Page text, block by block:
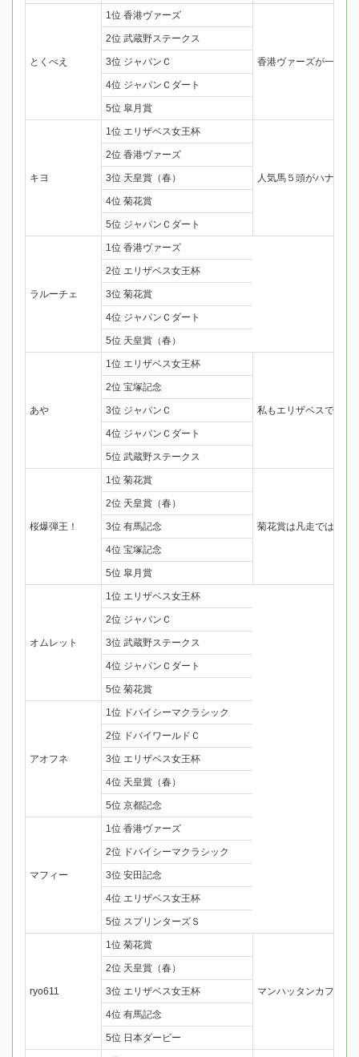
とくべえ
1位 香港ヴァーズ
香港ヴァーズが一番で
2位 武蔵野ステークス
3位 ジャパンＣ
4位 ジャパンＣダート
5位 皐月賞
キヨ
1位 エリザベス女王杯
人気馬５頭がハナ、ハ
2位 香港ヴァーズ
3位 天皇賞（春）
4位 菊花賞
5位 ジャパンＣダート
ラルーチェ
1位 香港ヴァーズ
2位 エリザベス女王杯
3位 菊花賞
4位 ジャパンＣダート
5位 天皇賞（春）
あや
1位 エリザベス女王杯
私もエリザベスです！
2位 宝塚記念
3位 ジャパンＣ
4位 ジャパンＣダート
5位 武蔵野ステークス
桜爆弾王！
1位 菊花賞
菊花賞は凡走ではなく
2位 天皇賞（春）
3位 有馬記念
4位 宝塚記念
5位 皐月賞
オムレット
1位 エリザベス女王杯
2位 ジャパンＣ
3位 武蔵野ステークス
4位 ジャパンＣダート
5位 菊花賞
アオフネ
1位 ドバイシーマクラシック
2位 ドバイワールドＣ
3位 エリザベス女王杯
4位 天皇賞（春）
5位 京都記念
マフィー
1位 香港ヴァーズ
2位 ドバイシーマクラシック
3位 安田記念
4位 エリザベス女王杯
5位 スプリンターズＳ
ryo611
1位 菊花賞
マンハッタンカフェの
2位 天皇賞（春）
3位 エリザベス女王杯
4位 有馬記念
5位 日本ダービー